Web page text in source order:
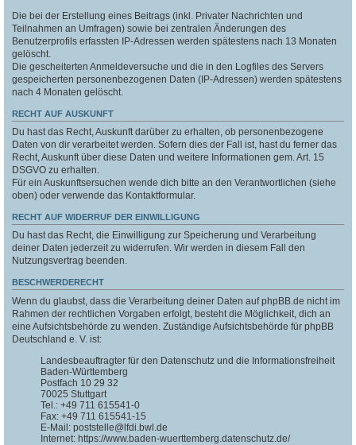
Die bei der Erstellung eines Beitrags (inkl. Privater Nachrichten und
Teilnahmen an Umfragen) sowie bei zentralen Änderungen des
Benutzerprofils erfassten IP-Adressen werden spätestens nach 13 Monaten
gelöscht.
Die gescheiterten Anmeldeversuche und die in den Logfiles des Servers
gespeicherten personenbezogenen Daten (IP-Adressen) werden spätestens
nach 4 Monaten gelöscht.
RECHT AUF AUSKUNFT
Du hast das Recht, Auskunft darüber zu erhalten, ob personenbezogene
Daten von dir verarbeitet werden. Sofern dies der Fall ist, hast du ferner das
Recht, Auskunft über diese Daten und weitere Informationen gem. Art. 15
DSGVO zu erhalten.
Für ein Auskunftsersuchen wende dich bitte an den Verantwortlichen (siehe
oben) oder verwende das Kontaktformular.
RECHT AUF WIDERRUF DER EINWILLIGUNG
Du hast das Recht, die Einwilligung zur Speicherung und Verarbeitung
deiner Daten jederzeit zu widerrufen. Wir werden in diesem Fall den
Nutzungsvertrag beenden.
BESCHWERDERECHT
Wenn du glaubst, dass die Verarbeitung deiner Daten auf phpBB.de nicht im
Rahmen der rechtlichen Vorgaben erfolgt, besteht die Möglichkeit, dich an
eine Aufsichtsbehörde zu wenden. Zuständige Aufsichtsbehörde für phpBB
Deutschland e. V. ist:
Landesbeauftragter für den Datenschutz und die Informationsfreiheit
Baden-Württemberg
Postfach 10 29 32
70025 Stuttgart
Tel.: +49 711 615541-0
Fax: +49 711 615541-15
E-Mail: poststelle@lfdi.bwl.de
Internet: https://www.baden-wuerttemberg.datenschutz.de/